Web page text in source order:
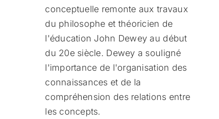
conceptuelle remonte aux travaux
du philosophe et théoricien de
l'éducation John Dewey au début
du 20e siècle. Dewey a souligné
l'importance de l'organisation des
connaissances et de la
compréhension des relations entre
les concepts.